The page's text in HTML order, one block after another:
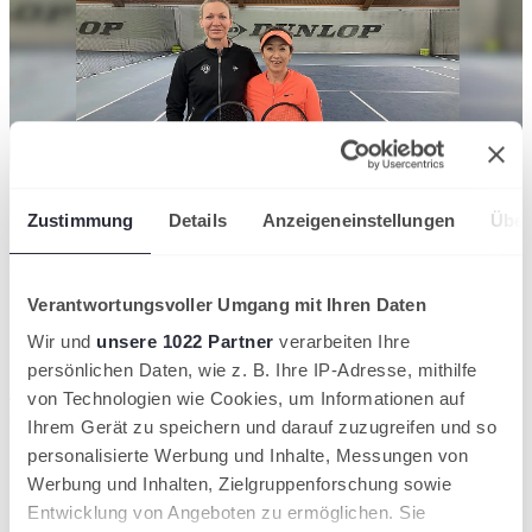
Zustimmung Details Anzeigeneinstellungen
Verantwortungsvoller Umgang mit Ihren Daten
Wir und unsere 1022 Partner verarbeiten Ihre
persönlichen Daten, wie z. B. Ihre IP-Adresse, mithilfe
von Technologien wie Cookies, um Informationen auf
Ihrem Gerät zu speichern und darauf zuzugreifen und so
personalisierte Werbung und Inhalte, Messungen von
Werbung und Inhalten, Zielgruppenforschung sowie
Entwicklung von Angeboten zu ermöglichen. Sie
Vom 24. bis 26. Januar fanden im Landesleistungszentrum Leimen
und der benachbarten Tennishalle St. Ilgen die Badischen Senioren-
Hallenmeisterschaften 2025 statt. In sieben Altersklassen traten die
Spielen, großem Kampfgeist und beeindruckendem sportlichen
Niveau wurde das Turnier zu einem Highlight der Hallensaison.
In den insgesamt sieben Konkurrenzen, bestehend aus Herren 30,
40, 55, 60, 65, 70 sowie Damen 50, bewiesen die Teilnehmer ihre
spielerische Klasse und Ausdauer.
Herren 30:Hier setzte sich Sebastian Geigle vom Kalsruher
Eislauf- u. Tennisverein die badische Krone auf. Aufgrund
geringer Teilnehmerzahl wurde lediglich in einer
Gruppenphase gespielt